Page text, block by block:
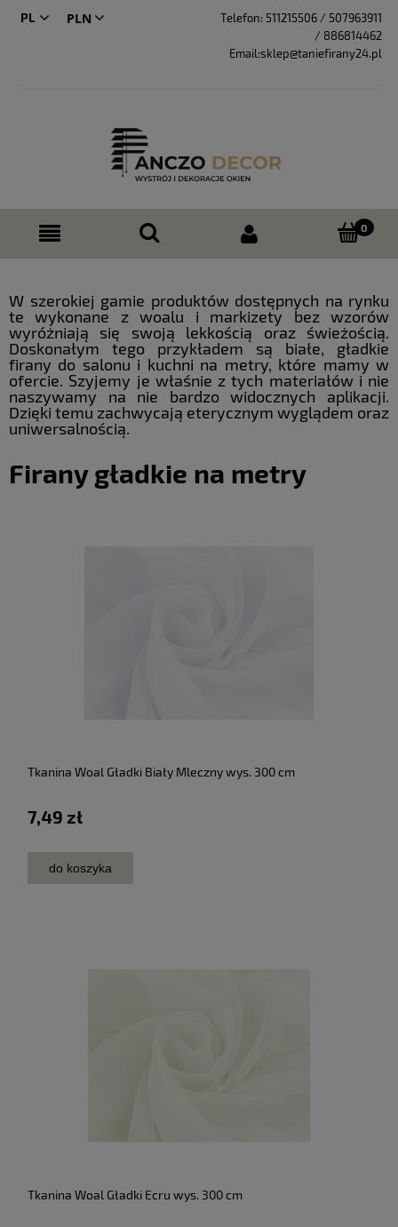
PL Telefon: 511215506 / 507963911
/ 886814462
Email:sklep@taniefirany24.pl
W szerokiej gamie produktów dostępnych na rynku
te wykonane z woalu i markizety bez wzorów
wyróżniają się swoją lekkością oraz świeżością.
Doskonałym tego przykładem są białe, gładkie
firany do salonu i kuchni na metry, które mamy w
ofercie. Szyjemy je właśnie z tych materiałów i nie
naszywamy na nie bardzo widocznych aplikacji.
Dzięki temu zachwycają eterycznym wyglądem oraz
uniwersalnością.
Firany gładkie na metry
Tkanina Woal Gładki Biały Mleczny wys. 300 cm
7,49 zł
do koszyka
Tkanina Woal Gładki Ecru wys. 300 cm